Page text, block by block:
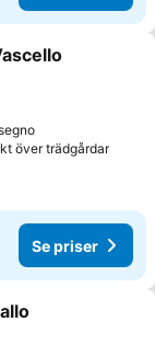
Favoriter
över trädgårdar
Se priser
Favoriter